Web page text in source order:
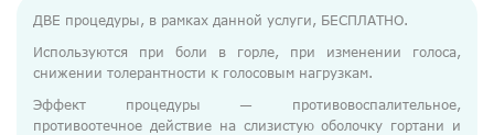
Медосмотры для справок
Анализы
ДВЕ процедуры, в рамках данной услуги, БЕСПЛАТНО.
Используются при боли в горле, при изменении голоса,
снижении толерантности к голосовым нагрузкам.
Эффект процедуры — противовоспалительное,
противоотечное действие на слизистую оболочку гортани и